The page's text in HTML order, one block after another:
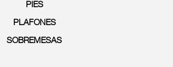
PIES
PLAFONES
SOBREMESAS